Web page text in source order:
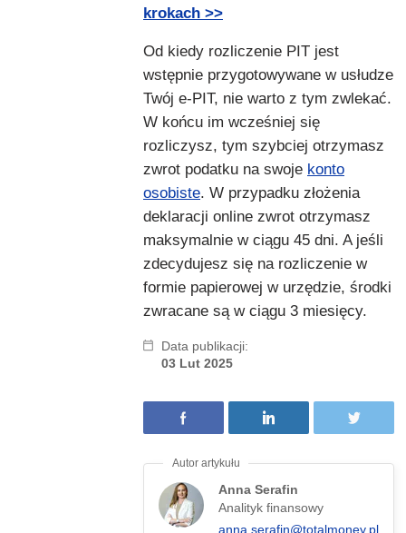
krokach >>
Od kiedy rozliczenie PIT jest
wstępnie przygotowywane w usłudze
Twój e-PIT, nie warto z tym zwlekać.
W końcu im wcześniej się
rozliczysz, tym szybciej otrzymasz
zwrot podatku na swoje konto
osobiste. W przypadku złożenia
deklaracji online zwrot otrzymasz
maksymalnie w ciągu 45 dni. A jeśli
zdecydujesz się na rozliczenie w
formie papierowej w urzędzie, środki
zwracane są w ciągu 3 miesięcy.
Data publikacji:
03 Lut 2025
Anna Serafin
Analityk finansowy
anna.serafin@totalmoney.pl